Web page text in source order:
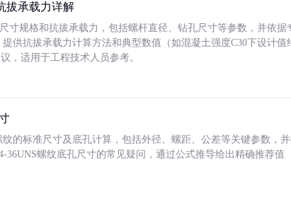
拔承载力详解
寸规格和抗拔承载力，包括螺杆直径、钻孔尺寸等参数，并依
提供抗拔承载力计算方法和典型数值（如混凝土强度C30下设计值
，适用于工程技术人员参考。
纹的标准尺寸及底孔计算，包括外径、螺距、公差等关键参数，
36UNS螺纹底孔尺寸的常见疑问，通过公式推导给出精确推荐值